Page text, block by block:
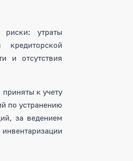
риски: утраты
и отсутствия
к учету
по устранению
за ведением